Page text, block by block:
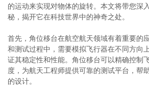
的运动来实现对物体的旋转。本文将带您深
秘，揭开它在科技世界中的神奇之处。
首先，角位移台在航空航天领域有着重要的
和测试过程中，需要模拟飞行器在不同方向
证其稳定性和性能。角位移台可以精确控制
度，为航天工程师提供可靠的测试平台，帮
的设计。